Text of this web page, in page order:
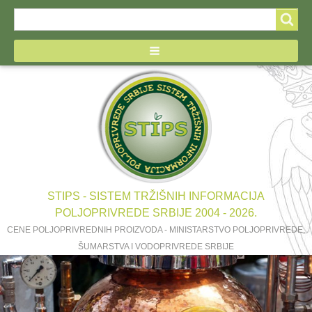
Search
form
STIPS - SISTEM TRŽIŠNIH INFORMACIJA
POLJOPRIVREDE SRBIJE 2004 - 2026.
CENE POLJOPRIVREDNIH PROIZVODA - MINISTARSTVO POLJOPRIVREDE,
ŠUMARSTVA I VODOPRIVREDE SRBIJE